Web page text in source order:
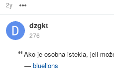
2y
dzgkt
276
Ako je osobna istekla, jeli
— bluelions